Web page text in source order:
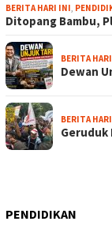
BERITA HARI INI,
Ditopang Bambu,
BERITA
Dewan
BERITA
Geruduk
PENDIDIKAN